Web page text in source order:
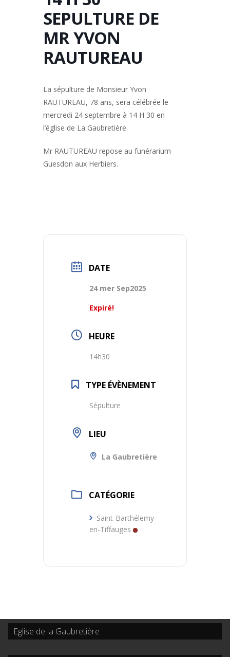
SEPULTURE DE
MR YVON
RAUTUREAU
La sépulture de Monsieur Yvon
RAUTUREAU, 78 ans, sera célébrée le
mercredi 24 septembre à 14 H 30 en
l’église de La Gaubretière.
Mr RAUTUREAU repose au funérarium
Guesdon aux Herbiers.
DATE
24 mer Sep2025
Expiré!
HEURE
14h30
TYPE ÉVÈNEMENT
Sépulture
LIEU
La Gaubretière
CATÉGORIE
Saint-Barthélemy-
en-Tiffauges
Eglise de la Gaubretière